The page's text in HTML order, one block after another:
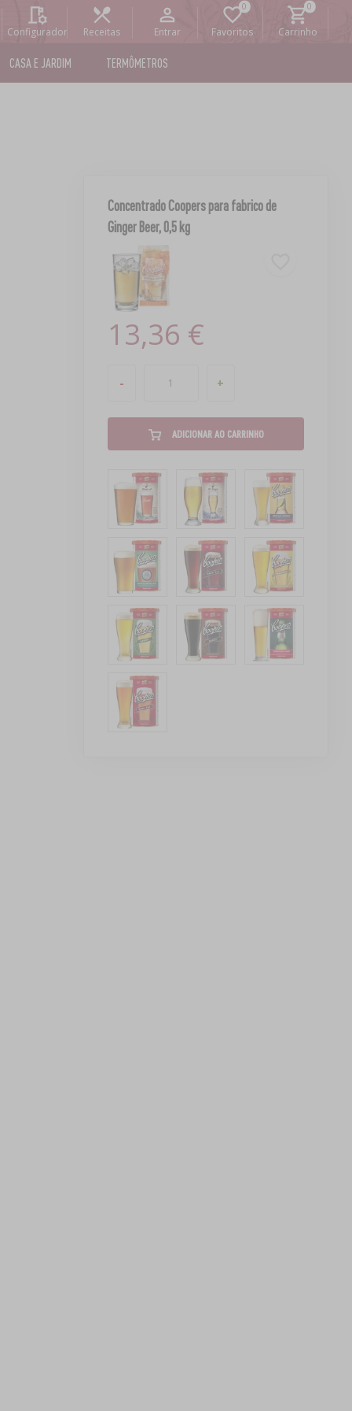
Configurador Receitas Entrar Favoritos Carrinho
CASA E JARDIM TERMÔMETROS
Concentrado Coopers para fabrico de
Ginger Beer, 0,5 kg
13,36 €
- +
ADICIONAR AO CARRINHO